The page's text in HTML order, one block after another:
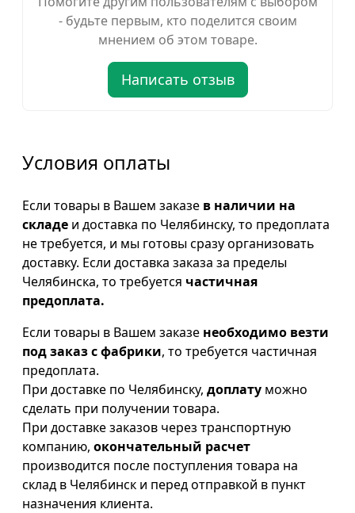
- будьте первым, кто поделится своим
мнением об этом товаре.
Написать отзыв
Условия оплаты
Если товары в Вашем заказе в наличии на
складе и доставка по Челябинску, то предоплата
не требуется, и мы готовы сразу организовать
доставку. Если доставка заказа за пределы
Челябинска, то требуется частичная
предоплата.
Если товары в Вашем заказе необходимо везти
под заказ с фабрики, то требуется частичная
предоплата.
При доставке по Челябинску, доплату можно
сделать при получении товара.
При доставке заказов через транспортную
компанию, окончательный расчет
производится после поступления товара на
склад в Челябинск и перед отправкой в пункт
назначения клиента.